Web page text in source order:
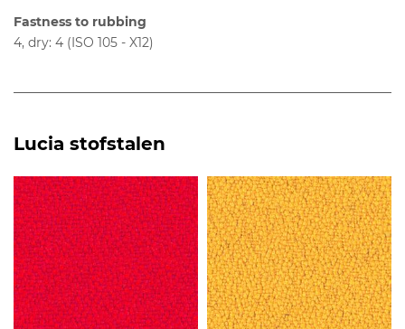
Fastness to rubbing
4, dry: 4 (ISO 105 - X12)
Lucia stofstalen